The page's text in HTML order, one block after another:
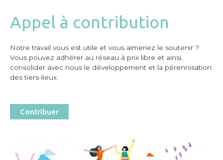
Appel à contribution
Notre travail vous est utile et vous aimeriez le soutenir ?
Vous pouvez adhérer au réseau à prix libre et ainsi,
consolider avec nous le développement et la pérennisation
des tiers-lieux.
Contribuer